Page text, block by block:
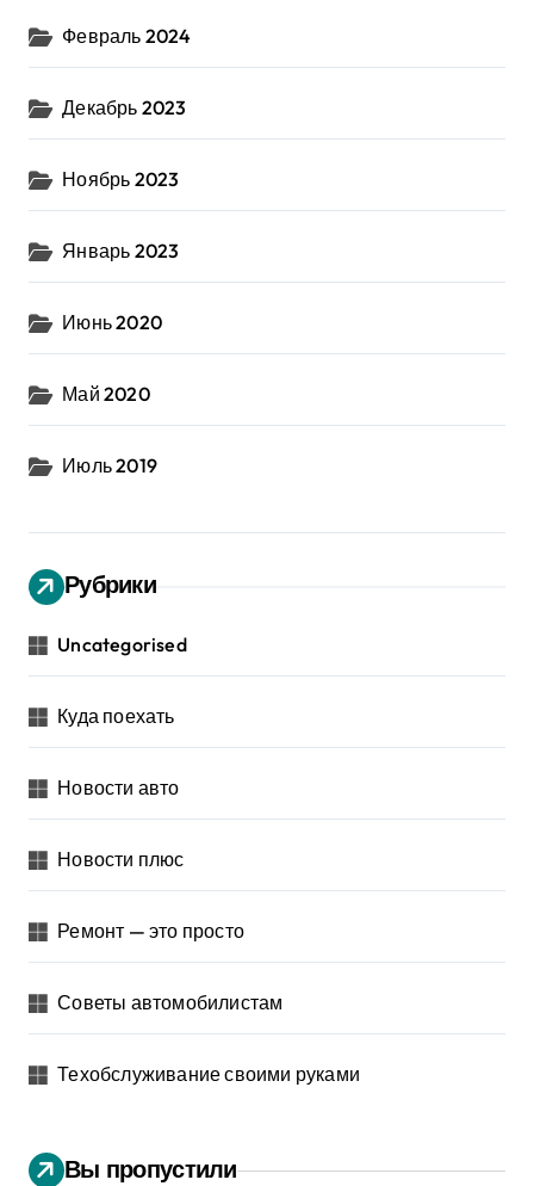
Февраль 2024
Декабрь 2023
Ноябрь 2023
Январь 2023
Июнь 2020
Май 2020
Июль 2019
Рубрики
Uncategorised
Куда поехать
Новости авто
Новости плюс
Ремонт — это просто
Советы автомобилистам
Техобслуживание своими руками
Вы пропустили